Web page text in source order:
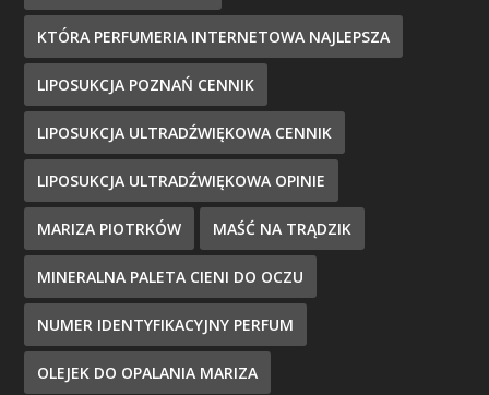
KTÓRA PERFUMERIA INTERNETOWA NAJLEPSZA
LIPOSUKCJA POZNAŃ CENNIK
LIPOSUKCJA ULTRADŹWIĘKOWA CENNIK
LIPOSUKCJA ULTRADŹWIĘKOWA OPINIE
MARIZA PIOTRKÓW MAŚĆ NA TRĄDZIK
MINERALNA PALETA CIENI DO OCZU
NUMER IDENTYFIKACYJNY PERFUM
OLEJEK DO OPALANIA MARIZA